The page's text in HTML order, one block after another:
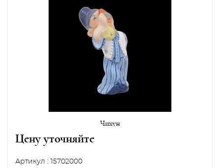
Чихун
Цену уточняйте
Артикул : 15702000